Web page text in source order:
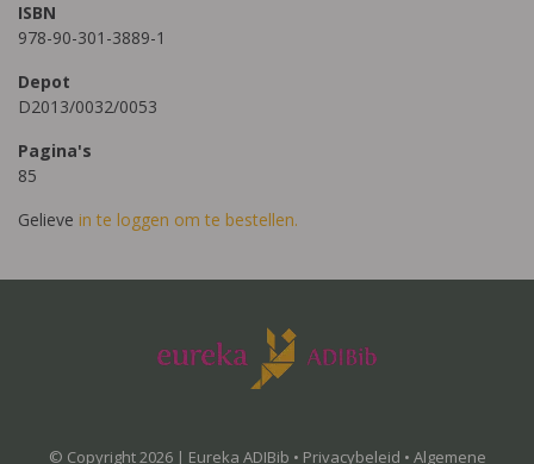
ISBN
978-90-301-3889-1
Depot
D2013/0032/0053
Pagina's
85
Gelieve in te loggen om te bestellen.
© Copyright 2026 | Eureka ADIBib • Privacybeleid • Algemene